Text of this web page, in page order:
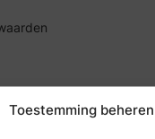
Toestemming beheren
voorwaarden